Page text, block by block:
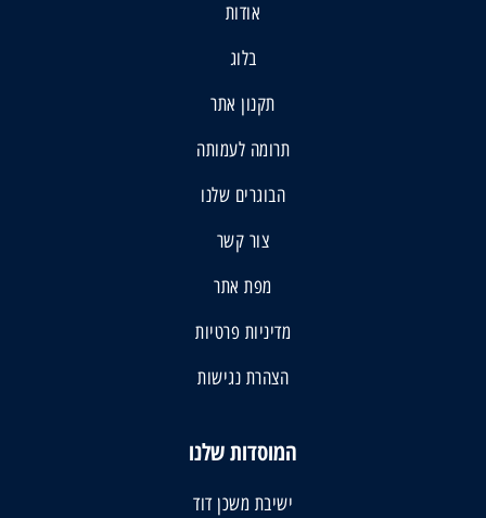
אודות
בלוג
תקנון אתר
תרומה לעמותה
הבוגרים שלנו
צור קשר
מפת אתר
מדיניות פרטיות
הצהרת נגישות
המוסדות שלנו
ישיבת משכן דוד